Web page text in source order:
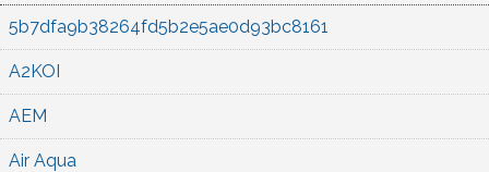
5b7dfa9b38264fd5b2e5ae0d93bc8161
A2KOI
AEM
Air Aqua